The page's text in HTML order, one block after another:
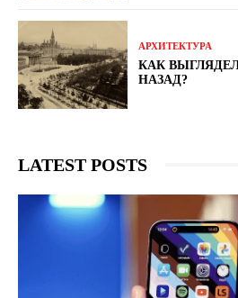
АРХИТЕКТУРА
КАК
НАЗАД?
LATEST POSTS